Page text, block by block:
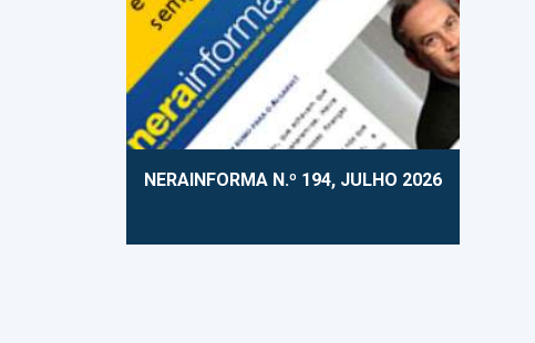
NERAINFORMA N.º 194, JULHO 2026